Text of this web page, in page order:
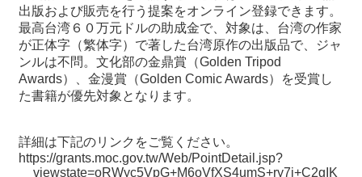
情
報
と
申
込
去
行
出版および販売を行う提案をオンライン登録できます。
最高台湾６０万元ドルの助成金で、対象は、台湾の作家
が正体字（繁体字）で著した台湾原作の出版品で、ジャ
ンルは不問。文化部の金鼎賞（Golden Tripod
Awards）、金漫賞（Golden Comic Awards）を受賞し
た書籍が優先対象となります。
詳細は下記のリンクをご覧ください。
https://grants.moc.gov.tw/Web/PointDetail.jsp?
__viewstate=oRWyc5VpG+M6oVfXS4umS+ry7i+C2gIK